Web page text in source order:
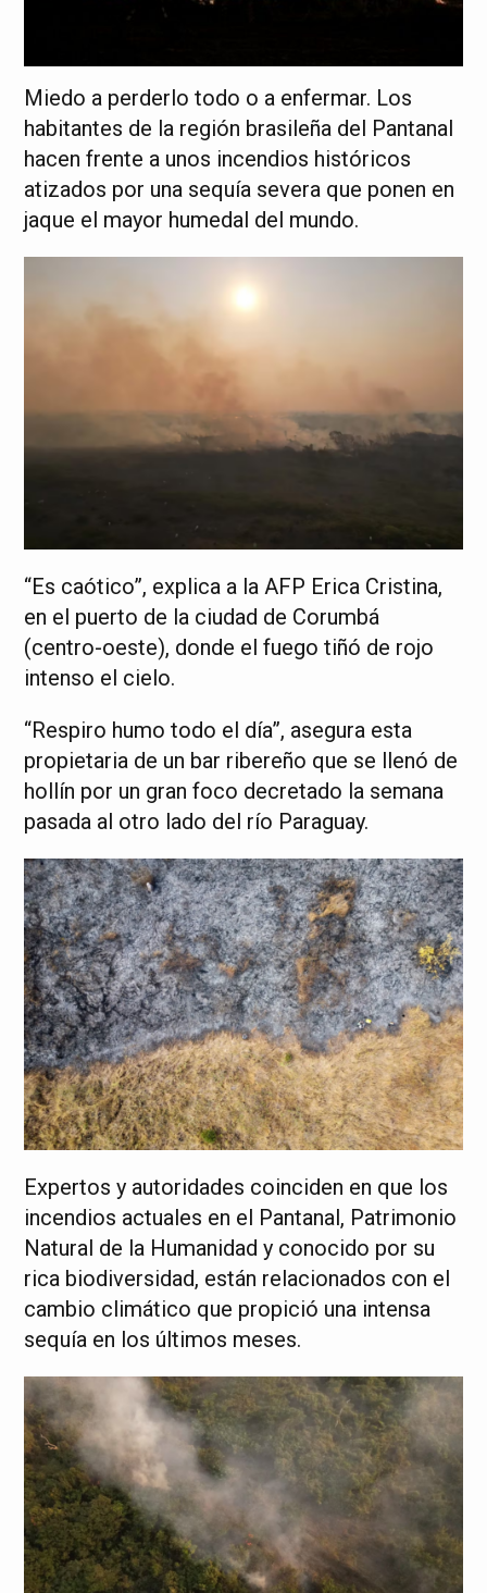
Miedo a perderlo todo o a enfermar. Los
habitantes de la región brasileña del Pantanal
hacen frente a unos incendios históricos
atizados por una sequía severa que ponen en
jaque el mayor humedal del mundo.
“Es caótico”, explica a la AFP Erica Cristina,
en el puerto de la ciudad de Corumbá
(centro-oeste), donde el fuego tiñó de rojo
intenso el cielo.
“Respiro humo todo el día”, asegura esta
propietaria de un bar ribereño que se llenó de
hollín por un gran foco decretado la semana
pasada al otro lado del río Paraguay.
Expertos y autoridades coinciden en que los
incendios actuales en el Pantanal, Patrimonio
Natural de la Humanidad y conocido por su
rica biodiversidad, están relacionados con el
cambio climático que propició una intensa
sequía en los últimos meses.